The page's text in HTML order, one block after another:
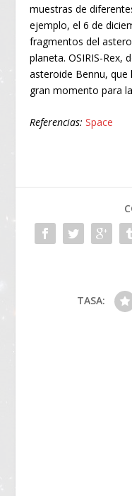
muestras de
ejemplo, el 6 de
fragmentos del
planeta. OSIRIS-Rex,
asteroide Bennu, que
gran momento para
Referencias: Space
TASA: